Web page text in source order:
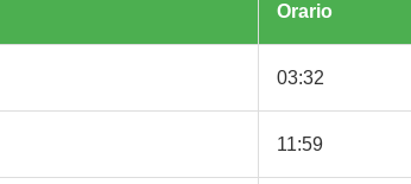
Orario
03:32
11:59